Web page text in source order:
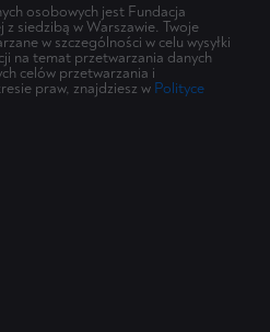
osobowych jest Fundacja
siedzibą w Warszawie. Twoje
w szczególności w celu wysyłki
na temat przetwarzania danych
celów przetwarzania i
praw, znajdziesz w Polityce